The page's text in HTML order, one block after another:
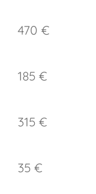
470 €
185 €
315 €
35 €